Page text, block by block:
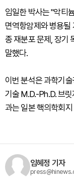
임일한 박사는 "악티
면역항암제와 병용될
종 재분포 문제, 장기
말했다.
이번 분석은 과학기
기술 M.D.-Ph.D. 브
과는 일본 핵의학회
임혜정 기자